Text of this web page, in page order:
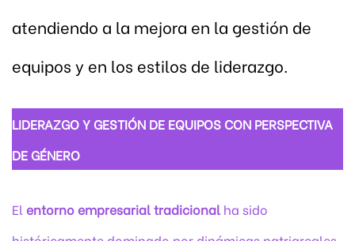
atendiendo a la mejora en la gestión de
equipos y en los estilos de liderazgo.
LIDERAZGO Y GESTIÓN DE EQUIPOS CON PERSPECTIVA
DE GÉNERO
El entorno empresarial tradicional ha sido